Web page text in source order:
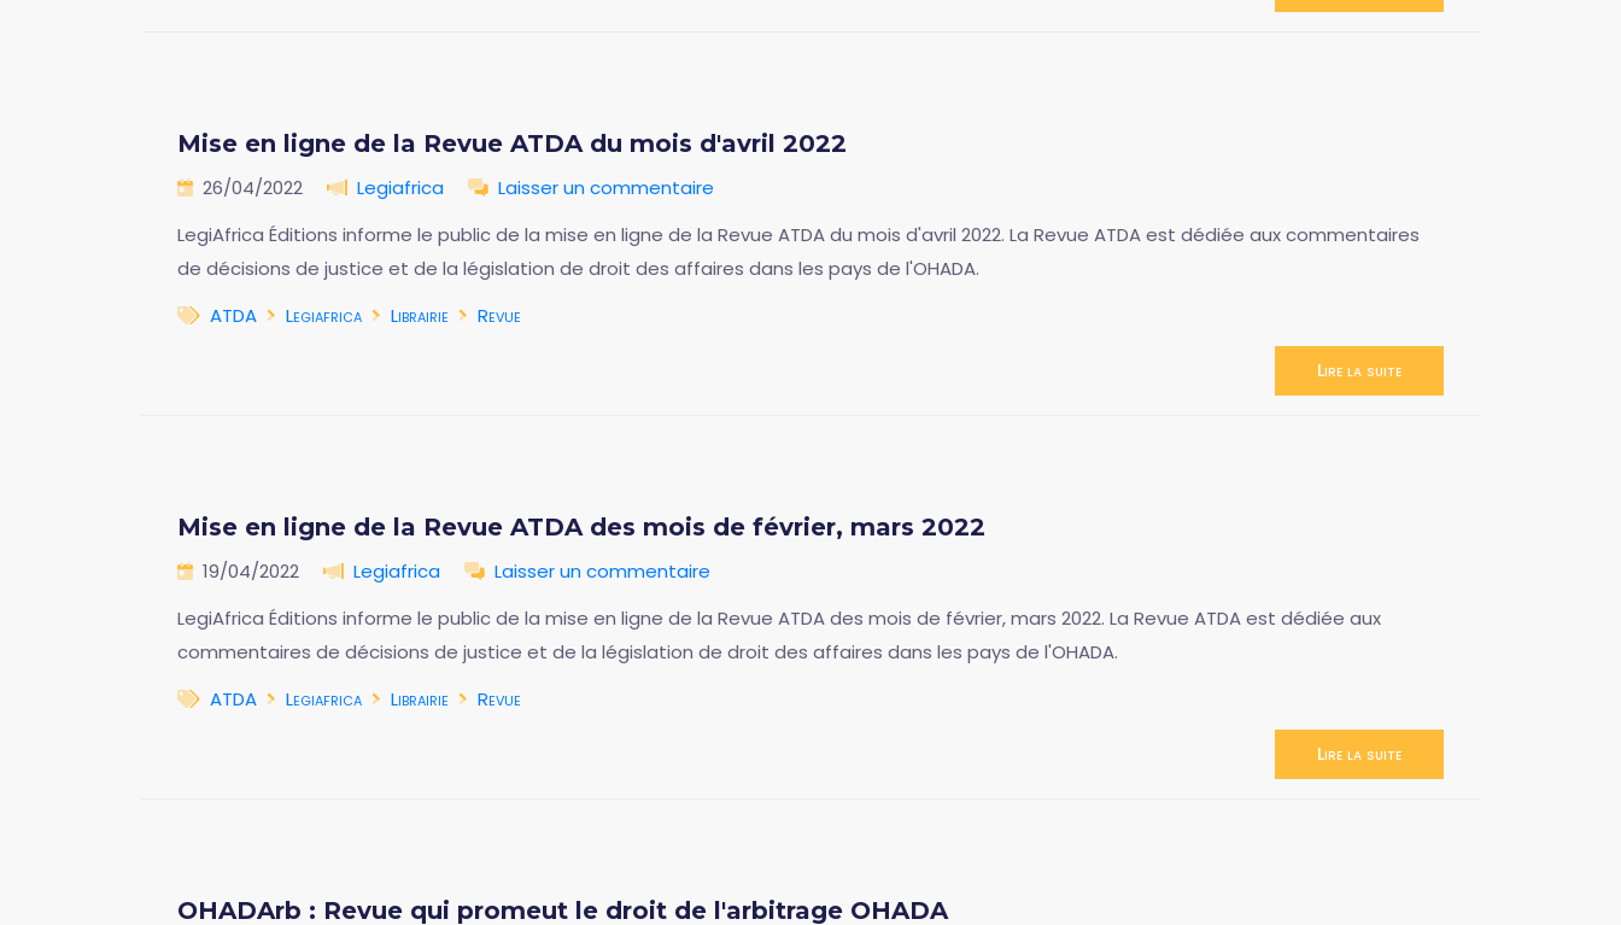
Mise en ligne de la Revue ATDA du mois d'avril 2022
26/04/2022 Legiafrica
Laisser un commentaire
LegiAfrica Éditions informe le public de la mise en ligne de la Revue ATDA du mois d'avril 2022. La Revue ATDA est dédiée aux commentaires
de décisions de justice et de la législation de droit des affaires dans les pays de l'OHADA.
ATDA
Legiafrica Librairie Revue
Lire la suite
Mise en ligne de la Revue ATDA des mois de février, mars 2022
19/04/2022 Legiafrica
Laisser un commentaire
LegiAfrica Éditions informe le public de la mise en ligne de la Revue ATDA des mois de février, mars 2022. La Revue ATDA est dédiée aux
commentaires de décisions de justice et de la législation de droit des affaires dans les pays de l'OHADA.
ATDA
Legiafrica Librairie Revue
Lire la suite
OHADArb : Revue qui promeut le droit de l'arbitrage OHADA